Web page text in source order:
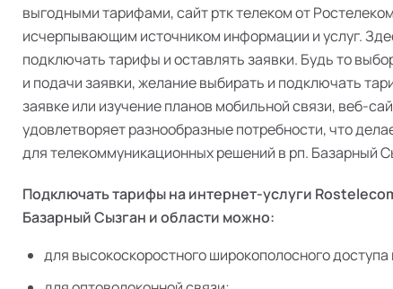
выгодными тарифами, сайт ртк телеком от
исчерпывающим источником информации и услуг.
подключать тарифы и оставлять заявки. Будь то
и подачи заявки, желание выбирать и подключать
заявке или изучение планов мобильной связи, веб-
удовлетворяет разнообразные потребности, что
для телекоммуникационных решений в рп. Базарный
Подключать тарифы на интернет-услуги
Базарный Сызган и области можно:
для высокоскоростного широкополосного доступа